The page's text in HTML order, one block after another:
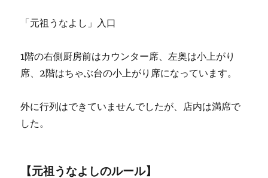
「元祖うなよし」入口
1階の右側厨房前はカウンター席、左奥は小上がり
席、2階はちゃぶ台の小上がり席になっています。
外に行列はできていませんでしたが、店内は満席で
した。
【元祖うなよしのルール】